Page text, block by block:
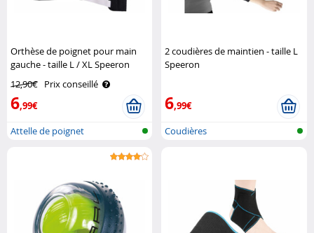
Orthèse de poignet pour main
gauche - taille L / XL Speeron
12,90€ Prix conseillé
6,99€
Attelle de poignet
2 coudières de maintien - taille L
Speeron
6,99€
Coudières